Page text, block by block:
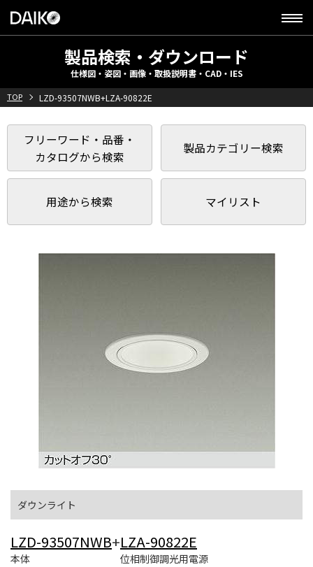
製品検索・ダウンロード
仕様図・姿図・画像・取扱説明書・CAD・IES
TOP LZD-93507NWB+LZA-90822E
フリーワード・品番・
カタログから検索
製品カテゴリー検索
用途から検索 マイリスト
ダウンライト
LZD-93507NWB+
本体
LZA-90822E
位相制御調光用電源